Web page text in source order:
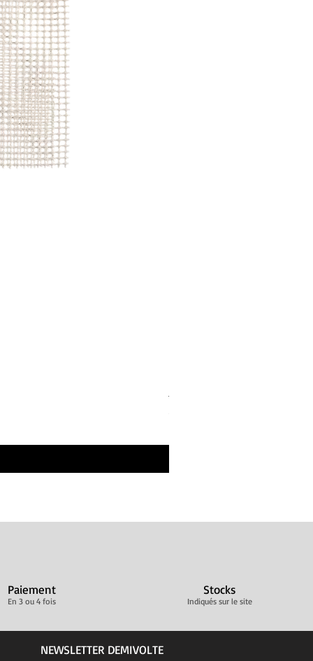
Paiement
En 3 ou 4 fois
Stocks
Indiqués sur le site
NEWSLETTER DEMIVOLTE